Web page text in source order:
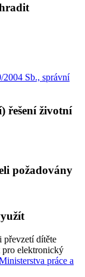
2004 Sb., správní
řešení životní
požadovány
převzetí dítěte
pro elektronický
práce a